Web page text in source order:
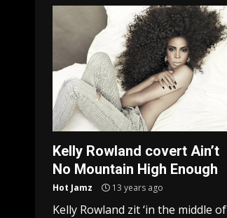
Kelly Rowland covert Ain’t
No Mountain High Enough
Hot Jamz 13 years ago
Kelly Rowland zit ‘in the middle of